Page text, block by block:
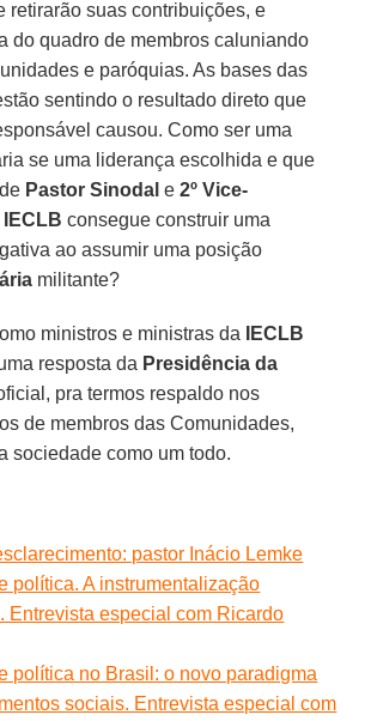
retirarão suas contribuições, e
do quadro de membros caluniando
e paróquias. As bases das
sentindo o resultado direto que
causou. Como ser uma
se uma liderança escolhida e que
Pastor Sinodal e2º Vice-
consegue construir uma
ao assumir uma posição
militante?
ministros e ministras da
IECLB
resposta da Presidência da
pra termos respaldo nos
de membros das Comunidades,
sociedade como um todo.
pastor Inácio Lemke
política. A instrumentalização
Entrevista especial com Ricardo
política no Brasil: o novo paradigma
sociais. Entrevista especial com